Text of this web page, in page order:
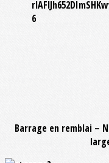
Barrage en remblai –